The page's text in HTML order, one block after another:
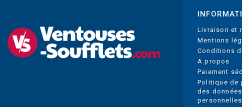
Livraison et
Mentions
Conditions
A propos
Paiement
Politique de
des données
personnelles